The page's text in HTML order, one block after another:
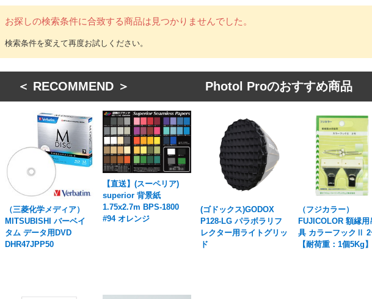
お探しの検索条件に合致する商品は見つかりませんでした。
＜ RECOMMEND ＞ Photol Proのおすすめ商品
（三菱化学メディア）
MITSUBISHI バーベイ
タム データ用DVD
DHR47JPP50
【直送】(スーペリア)
superior 背景紙
1.75x2.7m BPS-1800
#94 オレンジ
(ゴドックス)GODOX
P128-LG パラボラリフ
レクター用ライトグリッ
ド
（フジカラー）
FUJICOLOR 額縁用
具 カラーフックⅡ 2
【耐荷重：1個5Kg】